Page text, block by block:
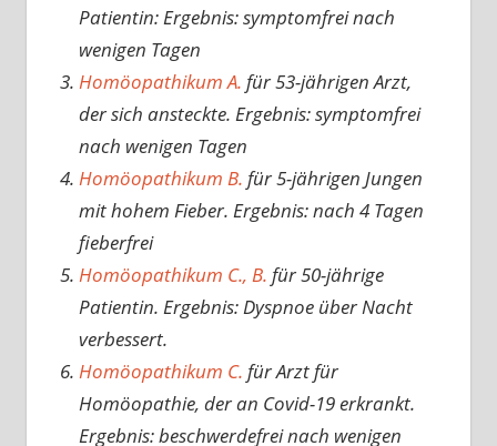
Patientin: Ergebnis: symptomfrei nach
wenigen Tagen
Homöopathikum A. für 53-jährigen Arzt,
der sich ansteckte. Ergebnis: symptomfrei
nach wenigen Tagen
Homöopathikum B. für 5-jährigen Jungen
mit hohem Fieber. Ergebnis: nach 4 Tagen
fieberfrei
Homöopathikum C., B. für 50-jährige
Patientin. Ergebnis: Dyspnoe über Nacht
verbessert.
Homöopathikum C. für Arzt für
Homöopathie, der an Covid-19 erkrankt.
Ergebnis: beschwerdefrei nach wenigen